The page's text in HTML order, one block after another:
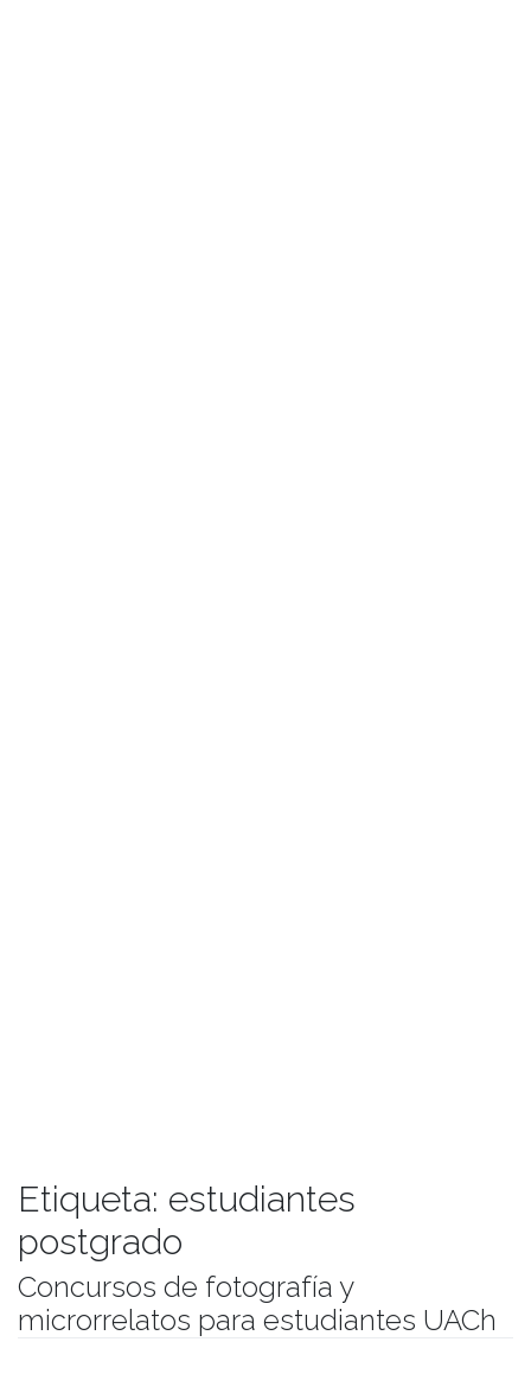
Etiqueta: estudiantes
postgrado
Concursos de fotografía y
microrrelatos para estudiantes UACh